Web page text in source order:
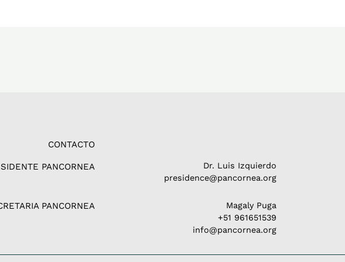
CONTACTO
PANCORNEA
PANCORNEA
Dr. Luis Izquierdo
presidence@pancornea.org
Magaly Puga
+51 961651539
info@pancornea.org